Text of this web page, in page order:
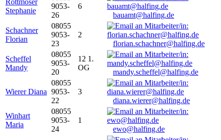
Rottmoser
Stephanie
9053-
26
6
bauamt@halfing.de
Schachner
Florian
08055
9053-
23
2
florian.schachner@halfing.de
Scheffel
Mandy
08055
9053-
20
12 1.
OG
mandy.scheffel@halfing.de
Wierer Diana
08055
9053-
22
3
diana.wierer@halfing.de
Winhart
Maria
08055
9053-
24
1
ewo@halfing.de